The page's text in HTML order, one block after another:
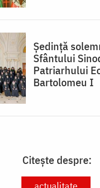
Ședință
Sfântului
Patriarhului
Bartolomeu I
Citește despre: